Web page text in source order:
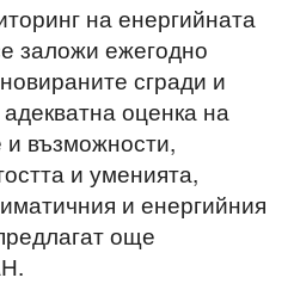
на енергийната
заложи ежегодно
сгради и
оценка на
и възможности,
и уменията,
и енергийния
още